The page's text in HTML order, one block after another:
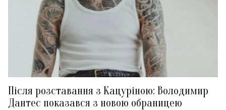
Після розставання з Кацуріною: Володимир
Дантес показався з новою обраницею